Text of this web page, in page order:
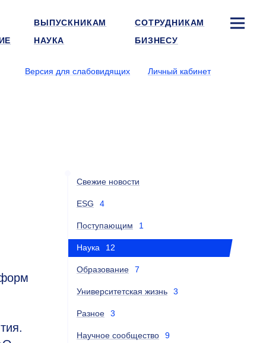
ВЫПУСКНИКАМ
СОТРУДНИКАМ
НАУКА БИЗНЕСУ
Версия для слабовидящих Личный кабинет
Свежие новости
ESG 4
Поступающим 1
Наука 12
Образование 7
Университетская жизнь 3
Разное 3
Научное сообщество 9